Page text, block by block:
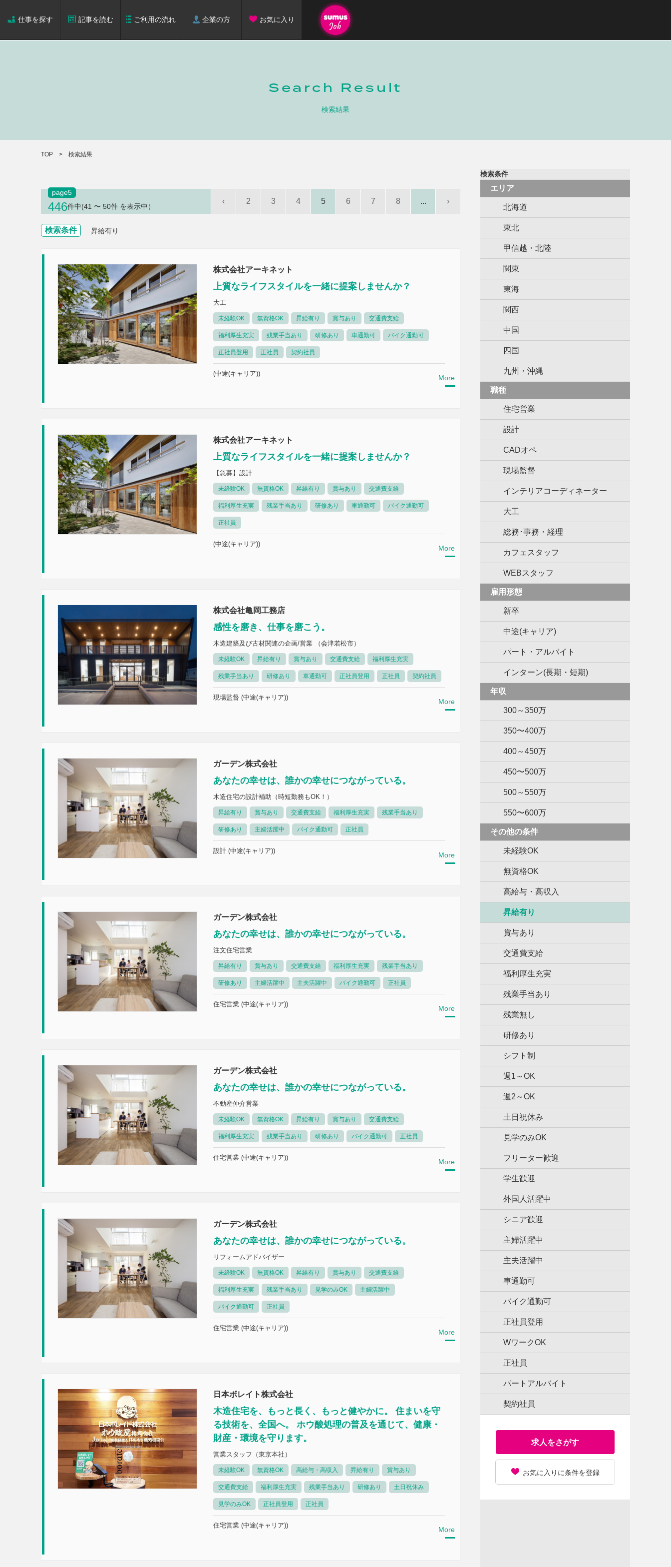
仕事を探す 記事を読む ご利用の流れ 企業の方 お気に入り
Search Result
検索結果
TOP 検索結果
page5
446件中(41 〜 50件 を表示中）
‹ 2 3 4 5 6 7 8 ... ›
検索条件 昇給有り
株式会社アーキネット
上質なライフスタイルを一緒に提案しませんか？
大工
未経験OK 無資格OK 昇給有り 賞与あり 交通費支給
福利厚生充実 残業手当あり 研修あり 車通勤可 バイク通勤可
正社員登用 正社員 契約社員
(中途(キャリア))
More
株式会社アーキネット
上質なライフスタイルを一緒に提案しませんか？
【急募】設計
未経験OK 無資格OK 昇給有り 賞与あり 交通費支給
福利厚生充実 残業手当あり 研修あり 車通勤可 バイク通勤可
正社員
(中途(キャリア))
More
株式会社亀岡工務店
感性を磨き、仕事を磨こう。
木造建築及び古材関連の企画/営業 （会津若松市）
未経験OK 昇給有り 賞与あり 交通費支給 福利厚生充実
残業手当あり 研修あり 車通勤可 正社員登用 正社員 契約社員
現場監督 (中途(キャリア))
More
ガーデン株式会社
あなたの幸せは、誰かの幸せにつながっている。
木造住宅の設計補助（時短勤務もOK！）
昇給有り 賞与あり 交通費支給 福利厚生充実 残業手当あり
研修あり 主婦活躍中 バイク通勤可 正社員
設計 (中途(キャリア))
More
ガーデン株式会社
あなたの幸せは、誰かの幸せにつながっている。
注文住宅営業
昇給有り 賞与あり 交通費支給 福利厚生充実 残業手当あり
研修あり 主婦活躍中 主夫活躍中 バイク通勤可 正社員
住宅営業 (中途(キャリア))
More
ガーデン株式会社
あなたの幸せは、誰かの幸せにつながっている。
不動産仲介営業
未経験OK 無資格OK 昇給有り 賞与あり 交通費支給
福利厚生充実 残業手当あり 研修あり バイク通勤可 正社員
住宅営業 (中途(キャリア))
More
ガーデン株式会社
あなたの幸せは、誰かの幸せにつながっている。
リフォームアドバイザー
未経験OK 無資格OK 昇給有り 賞与あり 交通費支給
福利厚生充実 残業手当あり 見学のみOK 主婦活躍中
バイク通勤可 正社員
住宅営業 (中途(キャリア))
More
日本ボレイト株式会社
木造住宅を、もっと長く、もっと健やかに。 住まいを守
る技術を、全国へ。 ホウ酸処理の普及を通じて、健康・
財産・環境を守ります。
営業スタッフ（東京本社）
未経験OK 無資格OK 高給与・高収入 昇給有り 賞与あり
交通費支給 福利厚生充実 残業手当あり 研修あり 土日祝休み
見学のみOK 正社員登用 正社員
住宅営業 (中途(キャリア))
More
検索条件
エリア
北海道
東北
甲信越・北陸
関東
東海
関西
中国
四国
九州・沖縄
職種
住宅営業
設計
CADオペ
現場監督
インテリアコーディネーター
大工
総務･事務・経理
カフェスタッフ
WEBスタッフ
雇用形態
新卒
中途(キャリア)
パート・アルバイト
インターン(長期・短期)
年収
300～350万
350〜400万
400～450万
450〜500万
500～550万
550〜600万
その他の条件
未経験OK
無資格OK
高給与・高収入
昇給有り
賞与あり
交通費支給
福利厚生充実
残業手当あり
残業無し
研修あり
シフト制
週1～OK
週2～OK
土日祝休み
見学のみOK
フリーター歓迎
学生歓迎
外国人活躍中
シニア歓迎
主婦活躍中
主夫活躍中
車通勤可
バイク通勤可
正社員登用
WワークOK
正社員
パートアルバイト
契約社員
求人をさがす
お気に入りに条件を登録